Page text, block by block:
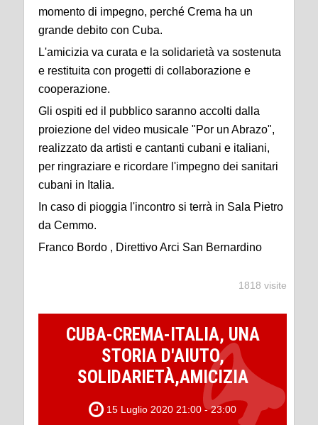
momento di impegno, perché Crema ha un
grande debito con Cuba.
L'amicizia va curata e la solidarietà va sostenuta
e restituita con progetti di collaborazione e
cooperazione.
Gli ospiti ed il pubblico saranno accolti dalla
proiezione del video musicale "Por un Abrazo",
realizzato da artisti e cantanti cubani e italiani,
per ringraziare e ricordare l'impegno dei sanitari
cubani in Italia.
In caso di pioggia l'incontro si terrà in Sala Pietro
da Cemmo.
Franco Bordo , Direttivo Arci San Bernardino
1818 visite
CUBA-CREMA-ITALIA, UNA
STORIA D'AIUTO,
SOLIDARIETÀ,AMICIZIA
15 Luglio 2020 21:00 - 23:00